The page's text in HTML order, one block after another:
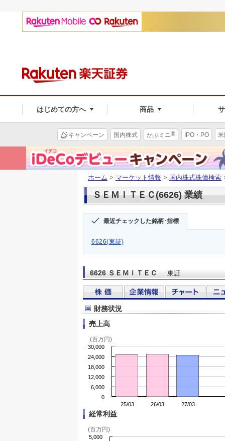
はじめての方へ 商品
キャンペーン 国内株式 かぶミニ® IPO・PO
ホーム > マーケット情報 > 国内株式株価検索
ＳＥＭＩＴＥＣ(6626) 業績
最近チェックした銘柄･指標
6626(東証)
6626 ＳＥＭＩＴＥＣ 東証